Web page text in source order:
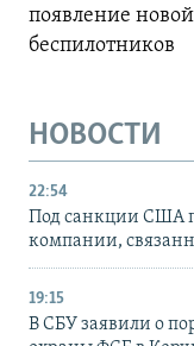
появление
беспилотников
НОВОСТИ
22:54
Под санкции США
компании,
19:15
В СБУ заявили о